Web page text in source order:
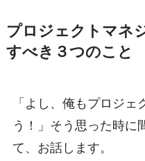
プロジェクトマネ
すべき３つのこと
「よし、俺もプロジ
う！」そう思った時に
て、お話します。